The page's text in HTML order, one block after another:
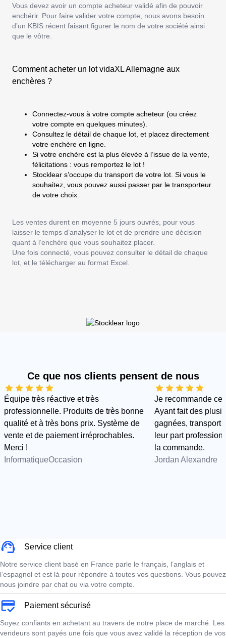
Vous devez avoir un compte acheteur validé afin de pouvoir
enchérir. Pour faire valider votre compte, nous avons besoin
d’un KBIS récent faisant figurer le nom de votre société ainsi
que le vôtre.
Comment acheter un lot vidaXL Allemagne aux
enchères ?
Connectez-vous à votre compte acheteur (ou créez
votre compte en quelques minutes).
Consultez le détail de chaque lot, et placez directement
votre enchère en ligne.
Si votre enchère est la plus élevée à l’issue de la vente,
félicitations : vous remportez le lot !
Stocklear s’occupe du transport de votre lot. Si vous le
souhaitez, vous pouvez aussi passer par le transporteur
de votre choix.
Les ventes durent en moyenne 5 jours ouvrés, pour vous
laisser le temps d’analyser le lot et de prendre une décision
quant à l’enchère que vous souhaitez placer.
Une fois connecté, vous pouvez consulter le détail de chaque
lot, et le télécharger au format Excel.
Ce que nos clients pensent de nous
Équipe très réactive et très
professionnelle. Produits de très bonne
qualité et à très bons prix. Système de
vente et de paiement irréprochables.
Merci !
InformatiqueOccasion
Je recommande
Ayant fait des
gagnées, transport
leur part
la commande.
Jordan Alexandre
Service client
Notre service client basé en France parle le français, l’anglais et
l’espagnol et est là pour répondre à toutes vos questions. Vous pouvez
nous joindre par chat ou via votre compte.
Paiement sécurisé
Soyez confiants en achetant au travers de notre place de marché. Les
vendeurs sont payés une fois que vous avez validé la réception de vos